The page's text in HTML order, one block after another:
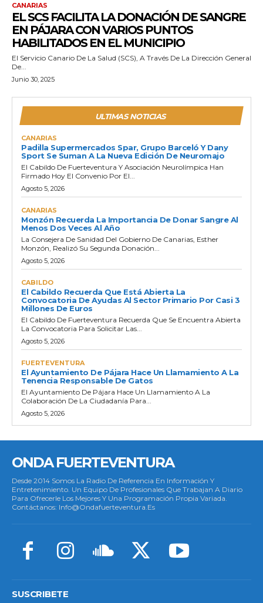
CANARIAS
EL SCS FACILITA LA DONACIÓN DE SANGRE
EN PÁJARA CON VARIOS PUNTOS
HABILITADOS EN EL MUNICIPIO
El Servicio Canario De La Salud (SCS), A Través De La Dirección General
De...
Junio 30, 2025
ULTIMAS NOTICIAS
CANARIAS
Padilla Supermercados Spar, Grupo Barceló Y Dany
Sport Se Suman A La Nueva Edición De Neuromajo
El Cabildo De Fuerteventura Y Asociación Neurolímpica Han
Firmado Hoy El Convenio Por El...
Agosto 5, 2026
CANARIAS
Monzón Recuerda La Importancia De Donar Sangre Al
Menos Dos Veces Al Año
La Consejera De Sanidad Del Gobierno De Canarias, Esther
Monzón, Realizó Su Segunda Donación...
Agosto 5, 2026
CABILDO
El Cabildo Recuerda Que Está Abierta La
Convocatoria De Ayudas Al Sector Primario Por Casi 3
Millones De Euros
El Cabildo De Fuerteventura Recuerda Que Se Encuentra Abierta
La Convocatoria Para Solicitar Las...
Agosto 5, 2026
FUERTEVENTURA
El Ayuntamiento De Pájara Hace Un Llamamiento A La
Tenencia Responsable De Gatos
El Ayuntamiento De Pájara Hace Un Llamamiento A La
Colaboración De La Ciudadanía Para...
Agosto 5, 2026
ONDA FUERTEVENTURA
Desde 2014 Somos La Radio De Referencia En Información Y
Entretenimiento. Un Equipo De Profesionales Que Trabajan A Diario
Para Ofrecerle Los Mejores Y Una Programación Propia Variada.
Contáctanos: Info@ondafuerteventura.es
SUSCRIBETE